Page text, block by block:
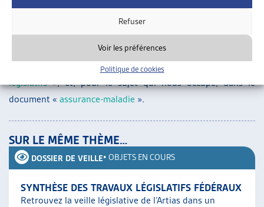
Refuser
Voir les préférences
Politique de cookies
maladie, Dossier Veille, octobre 2017.
Veille parlementaire générale :
Un résumé des objets parlementaires sur les thèmes suivis
par l’Artias se trouve dans la« Synthèse des travaux
législatifs», et, pour le sujet qui nous occupe, dans le
document « assurance-maladie ».
SUR LE MÊME THÈME…
DOSSIER DE VEILLE• OBJETS EN COURS
SYNTHÈSE DES TRAVAUX LÉGISLATIFS FÉDÉRAUX
Retrouvez la veille législative de l’Artias dans un